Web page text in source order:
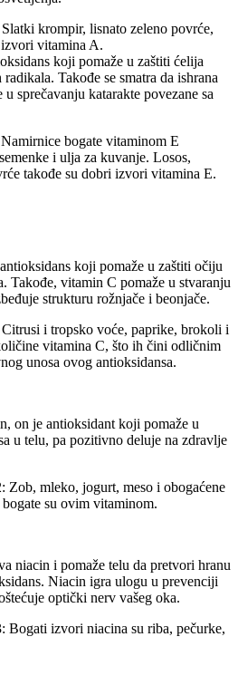
krompir, lisnato zeleno povrće,
vitamina A.
koji pomaže u zaštiti ćelija
Takođe se smatra da ishrana
sprečavanju katarakte povezane sa
bogate vitaminom E
i ulja za kuvanje. Losos,
takođe su dobri izvori vitamina E.
koji pomaže u zaštiti očiju
Takođe, vitamin C pomaže u stvaranju
strukturu rožnjače i beonjače.
i tropsko voće, paprike, brokoli i
vitamina C, što ih čini odličnim
unosa ovog antioksidansa.
on je antioksidant koji pomaže u
u telu, pa pozitivno deluje na zdravlje
Zob, mleko, jogurt, meso i obogaćene
su ovim vitaminom.
niacin i pomaže telu da pretvori hranu
Niacin igra ulogu u prevenciji
optički nerv vašeg oka.
Bogati izvori niacina su riba, pečurke,